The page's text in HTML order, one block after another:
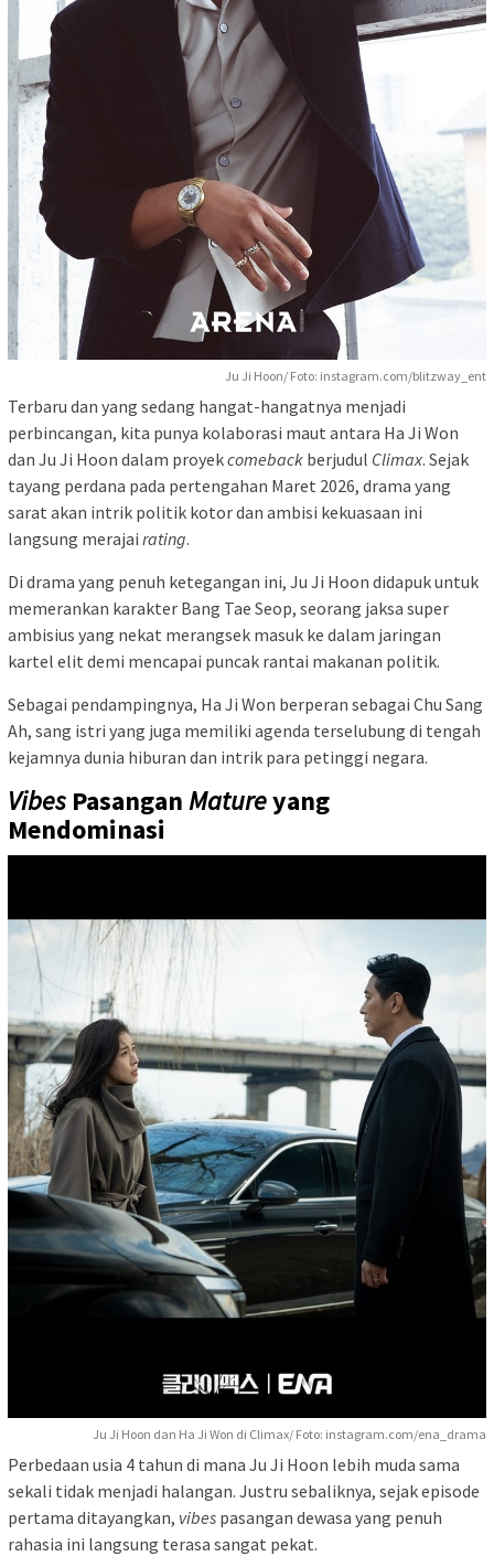
Ju Ji Hoon/ Foto: instagram.com/blitzway_ent
Terbaru dan yang sedang hangat-hangatnya menjadi
perbincangan, kita punya kolaborasi maut antara Ha Ji Won
dan Ju Ji Hoon dalam proyekcomeback berjudul Climax. Sejak
tayang perdana pada pertengahan Maret 2026, drama yang
sarat akan intrik politik kotor dan ambisi kekuasaan ini
langsung merajai rating.
Di drama yang penuh ketegangan ini, Ju Ji Hoon didapuk untuk
memerankan karakter Bang Tae Seop, seorang jaksa super
ambisius yang nekat merangsek masuk ke dalam jaringan
kartel elit demi mencapai puncak rantai makanan politik.
Sebagai pendampingnya, Ha Ji Won berperan sebagai Chu Sang
Ah, sang istri yang juga memiliki agenda terselubung di tengah
kejamnya dunia hiburan dan intrik para petinggi negara.
VibesPasanganMatureyang
Mendominasi
Ju Ji Hoon dan Ha Ji Won di Climax/ Foto: instagram.com/ena_drama
Perbedaan usia 4 tahun di mana Ju Ji Hoon lebih muda sama
sekali tidak menjadi halangan. Justru sebaliknya, sejak episode
pertama ditayangkan, vibes pasangan dewasa yang penuh
rahasia ini langsung terasa sangat pekat.